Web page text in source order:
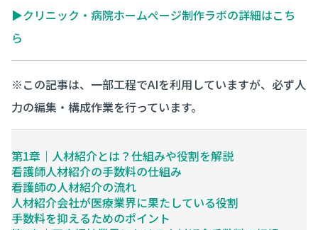
▶クリニック・病院ホームぺージ制作ラボの詳細はこち
ら
※この記事は、一部工程でAIを利用していますが、必ず人
力の編集・構成作業を行っています。
第1章｜人材紹介とは？仕組みや役割を解説
看護師人材紹介の手数料の仕組み
看護師の人材紹介の流れ
人材紹介会社が医療業界に果たしている役割
手数料を抑えるためのポイント